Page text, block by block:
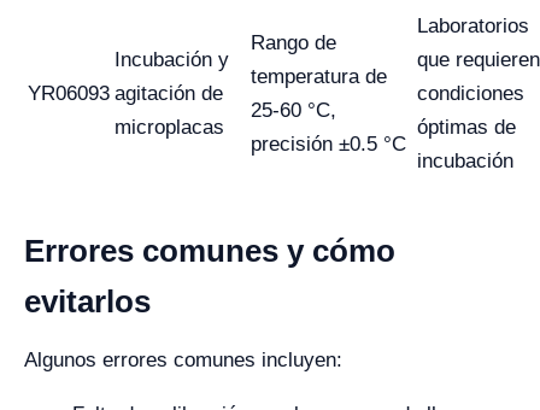
YR06093
Incubación y
agitación de
microplacas
Rango de
temperatura de
25-60 °C,
precisión ±0.5 °C
Laboratorios
que requieren
condiciones
óptimas de
incubación
Errores comunes y cómo
evitarlos
Algunos errores comunes incluyen: